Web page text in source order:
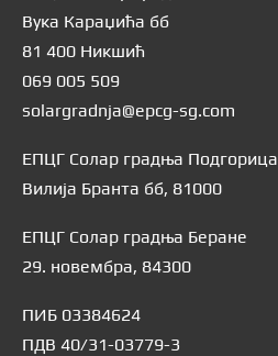
Вука Караџића бб
81 400 Никшић
069 005 509
solargradnja@epcg-sg.com
ЕПЦГ Солар градња Подгорица
Вилија Бранта бб, 81000
ЕПЦГ Солар градња Беране
29. новембра, 84300
ПИБ 03384624
ПДВ 40/31-03779-3